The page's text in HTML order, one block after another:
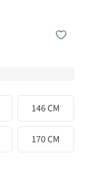
146 CM
170 CM